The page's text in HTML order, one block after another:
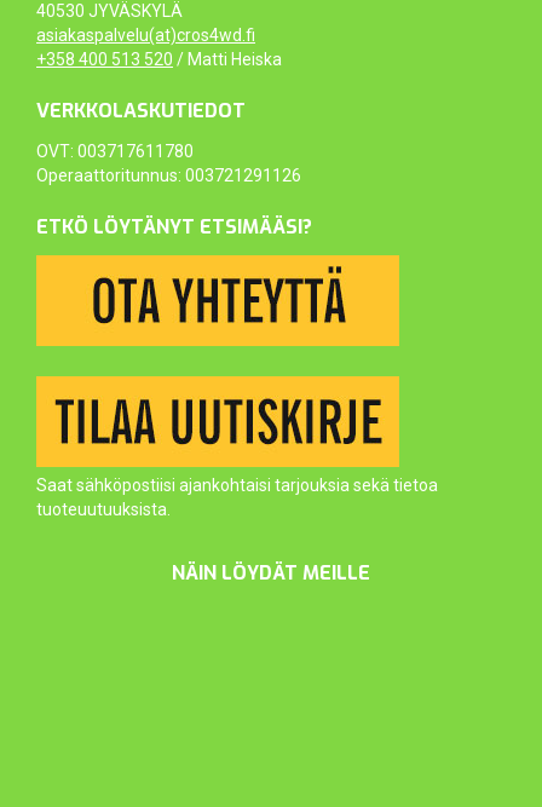
40530 JYVÄSKYLÄ
asiakaspalvelu(at)cros4wd.fi
+358 400 513 520 / Matti Heiska
VERKKOLASKUTIEDOT
OVT: 003717611780
Operaattoritunnus: 003721291126
ETKÖ LÖYTÄNYT ETSIMÄÄSI?
Saat sähköpostiisi ajankohtaisi tarjouksia sekä tietoa
tuoteuutuuksista.
NÄIN LÖYDÄT MEILLE